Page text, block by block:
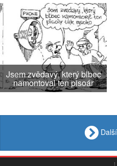
Jsem zvědavý, který blbec
namontoval ten pisoár